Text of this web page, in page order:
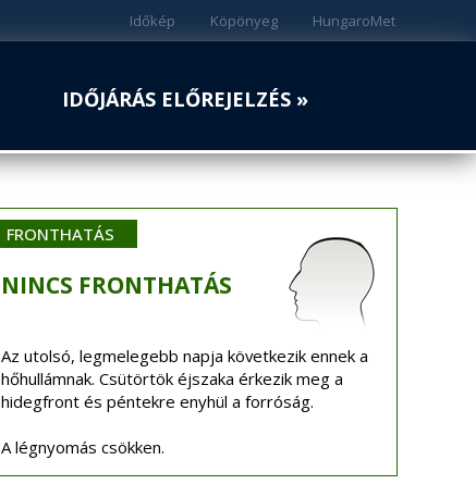
HungaroMet
Köpönyeg
Időkép
IDŐJÁRÁS ELŐREJELZÉS »
FRONTHATÁS
NINCS FRONTHATÁS
Az utolsó, legmelegebb napja következik ennek a
hőhullámnak. Csütörtök éjszaka érkezik meg a
hidegfront és péntekre enyhül a forróság.
A légnyomás csökken.